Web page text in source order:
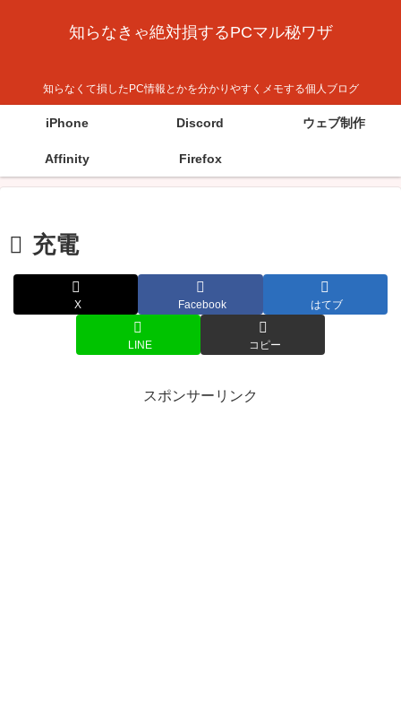
知らなきゃ絶対損するPCマル秘ワザ
知らなくて損したPC情報とかを分かりやすくメモする個人ブログ
iPhone Discord ウェブ制作
Affinity Firefox
充電
X Facebook はてブ
LINE コピー
スポンサーリンク